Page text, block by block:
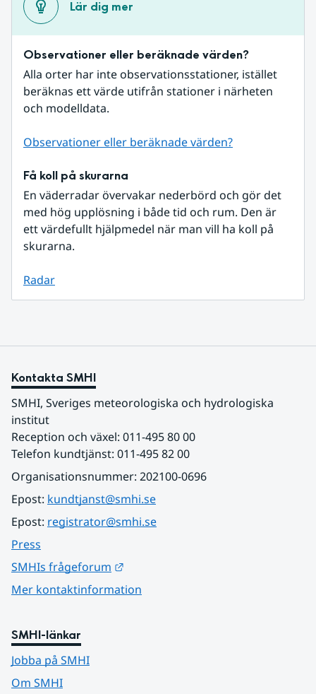
Lär dig mer
Observationer eller beräknade värden?
Alla orter har inte observationsstationer, istället
beräknas ett värde utifrån stationer i närheten
och modelldata.
Observationer eller beräknade värden?
Få koll på skurarna
En väderradar övervakar nederbörd och gör det
med hög upplösning i både tid och rum. Den är
ett värdefullt hjälpmedel när man vill ha koll på
skurarna.
Radar
Kontakta SMHI
SMHI, Sveriges meteorologiska och hydrologiska
institut
Reception och växel: 011-495 80 00
Telefon kundtjänst: 011-495 82 00
Organisationsnummer: 202100-0696
Epost: kundtjanst@smhi.se
Epost: registrator@smhi.se
Press
SMHIs frågeforum
Mer kontaktinformation
SMHI-länkar
Jobba på SMHI
Om SMHI